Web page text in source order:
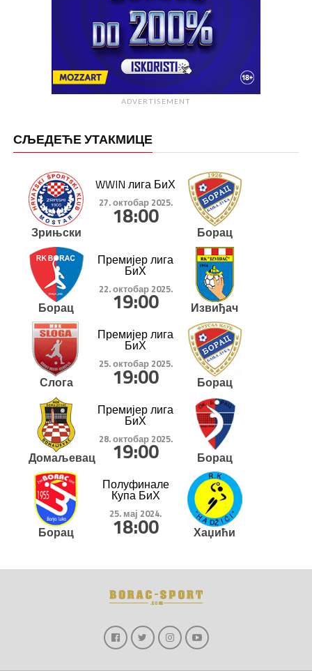
ADVERTISEMENT
СЉЕДЕЋЕ УТАКМИЦЕ
Зрињски
WWIN лига БиХ
27. октобар 2025.
18:00
Борац
Борац
Премијер лига
БиХ
22. октобар 2025.
19:00 Извиђач
Слога
Премијер лига
БиХ
25. октобар 2025.
19:00 Борац
Домаљевац
Премијер лига
БиХ
28. октобар 2025.
19:00 Борац
Борац
Полуфинале
Купа БиХ
25. мај 2024.
18:00 Хаџићи